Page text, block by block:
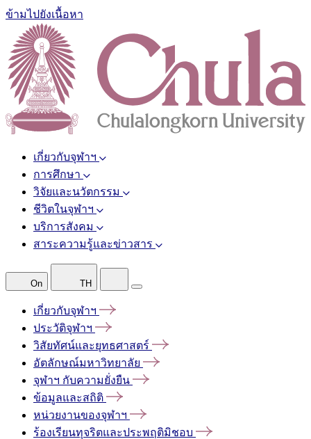
ข้ามไปยังเนื้อหา
เกี่ยวกับจุฬาฯ
การศึกษา
วิจัยและนวัตกรรม
ชีวิตในจุฬาฯ
บริการสังคม
สาระความรู้และข่าวสาร
On TH
เกี่ยวกับจุฬาฯ
ประวัติจุฬาฯ
วิสัยทัศน์และยุทธศาสตร์
อัตลักษณ์มหาวิทยาลัย
จุฬาฯ กับความยั่งยืน
ข้อมูลและสถิติ
หน่วยงานของจุฬาฯ
ร้องเรียนทุจริตและประพฤติมิชอบ